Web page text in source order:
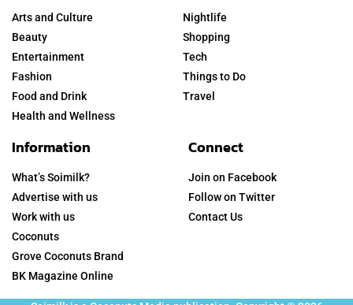
Arts and Culture
Beauty
Entertainment
Fashion
Food and Drink
Health and Wellness
Nightlife
Shopping
Tech
Things to Do
Travel
Information
What’s Soimilk?
Advertise with us
Work with us
Coconuts
Grove Coconuts Brand
BK Magazine Online
Connect
Join on Facebook
Follow on Twitter
Contact Us